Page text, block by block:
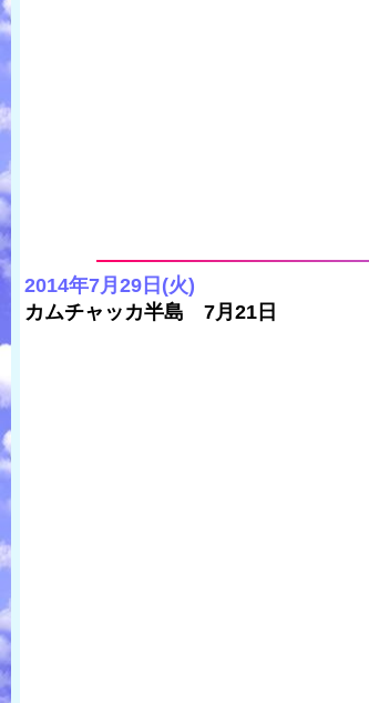
2014年7月29日(火)
カムチャッカ半島 7月21日